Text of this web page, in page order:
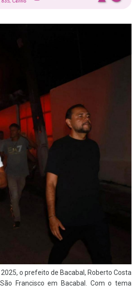
o prefeito de Bacabal, Roberto Costa
Francisco em Bacabal. Com o tema